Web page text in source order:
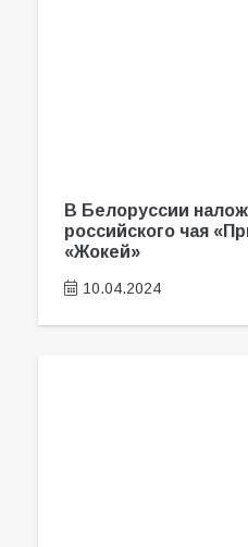
В Белоруссии
российского чая
«Жокей»
10.04.2024